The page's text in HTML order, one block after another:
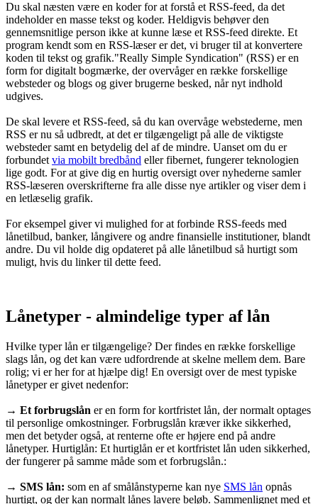
Du skal næsten være en koder for at forstå et RSS-feed, da det
indeholder en masse tekst og koder. Heldigvis behøver den
gennemsnitlige person ikke at kunne læse et RSS-feed direkte. Et
program kendt som en RSS-læser er det, vi bruger til at konvertere
koden til tekst og grafik."Really Simple Syndication" (RSS) er en
form for digitalt bogmærke, der overvåger en række forskellige
websteder og blogs og giver brugerne besked, når nyt indhold
udgives.
De skal levere et RSS-feed, så du kan overvåge webstederne, men
RSS er nu så udbredt, at det er tilgængeligt på alle de viktigste
websteder samt en betydelig del af de mindre. Uanset om du er
forbundet via mobilt bredbånd eller fibernet, fungerer teknologien
lige godt. For at give dig en hurtig oversigt over nyhederne samler
RSS-læseren overskrifterne fra alle disse nye artikler og viser dem i
en letlæselig grafik.
For eksempel giver vi mulighed for at forbinde RSS-feeds med
lånetilbud, banker, långivere og andre finansielle institutioner, blandt
andre. Du vil holde dig opdateret på alle lånetilbud så hurtigt som
muligt, hvis du linker til dette feed.
Lånetyper - almindelige typer af lån
Hvilke typer lån er tilgængelige? Der findes en række forskellige
slags lån, og det kan være udfordrende at skelne mellem dem. Bare
rolig; vi er her for at hjælpe dig! En oversigt over de mest typiske
lånetyper er givet nedenfor:
→ Et forbrugslån er en form for kortfristet lån, der normalt optages
til personlige omkostninger. Forbrugslån kræver ikke sikkerhed,
men det betyder også, at renterne ofte er højere end på andre
lånetyper. Hurtiglån: Et hurtiglån er et kortfristet lån uden sikkerhed,
der fungerer på samme måde som et forbrugslån.:
→ SMS lån: som en af smålånstyperne kan nye SMS lån opnås
hurtigt, og der kan normalt lånes lavere beløb. Sammenlignet med et